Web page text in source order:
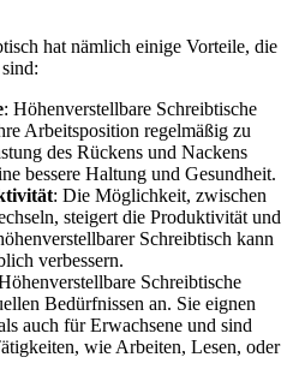
hat nämlich einige Vorteile, die
: Höhenverstellbare Schreibtische
Arbeitsposition regelmäßig zu
des Rückens und Nackens
bessere Haltung und Gesundheit.
: Die Möglichkeit, zwischen
steigert die Produktivität und
Schreibtisch kann
verbessern.
Schreibtische
Bedürfnissen an. Sie eignen
auch für Erwachsene und sind
wie Arbeiten, Lesen, oder